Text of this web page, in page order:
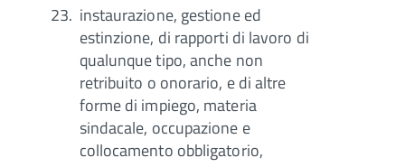
instaurazione, gestione ed
estinzione, di rapporti di lavoro di
qualunque tipo, anche non
retribuito o onorario, e di altre
forme di impiego, materia
sindacale, occupazione e
collocamento obbligatorio,